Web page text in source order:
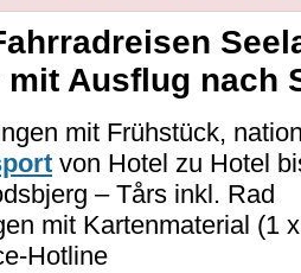
Ausflug nach
mit Frühstück,
von Hotel zu Hotel
– Tårs inkl. Rad
mit Kartenmaterial (1
Hotline